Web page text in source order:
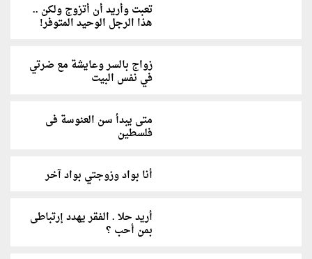
تعبت وأريد أن أتزوج ولكن ..
هذا الرجل الوحيد المتوفر!
زواج بالسر وعايشة مع ضرتي
في نفس البيت
متى يبدأ سن العنوسة فى
فلسطين
أنا بواد وزوجتي بواد آخر
أريد حلا . الفقر يهدد إرتباطى
بمن أحب ؟